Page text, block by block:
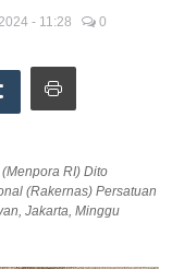
- 11:28 0
RI) Dito
(Rakernas) Persatuan
Jakarta, Minggu